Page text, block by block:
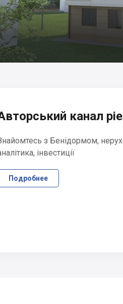
канал
з Бенідормом,
інвестиції
Подробнее